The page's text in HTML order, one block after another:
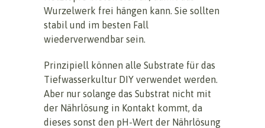
Wurzelwerk frei hängen kann. Sie sollten
stabil und im besten Fall
wiederverwendbar sein.
Prinzipiell können alle Substrate für das
Tiefwasserkultur DIY verwendet werden.
Aber nur solange das Substrat nicht mit
der Nährlösung in Kontakt kommt, da
dieses sonst den pH-Wert der Nährlösung